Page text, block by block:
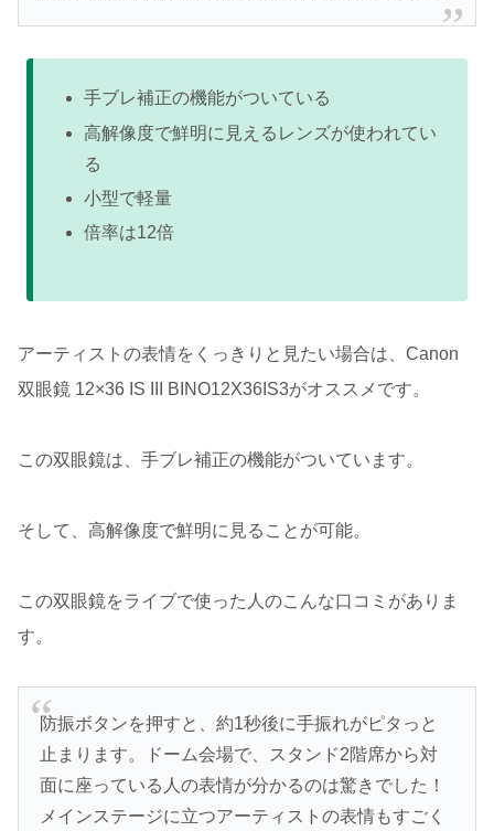
手ブレ補正の機能がついている
高解像度で鮮明に見えるレンズが使われてい
る
小型で軽量
倍率は12倍
アーティストの表情をくっきりと見たい場合は、Canon
双眼鏡 12×36 IS III BINO12X36IS3がオススメです。
この双眼鏡は、手ブレ補正の機能がついています。
そして、高解像度で鮮明に見ることが可能。
この双眼鏡をライブで使った人のこんな口コミがありま
す。
防振ボタンを押すと、約1秒後に手振れがピタっと
止まります。ドーム会場で、スタンド2階席から対
面に座っている人の表情が分かるのは驚きでした！
メインステージに立つアーティストの表情もすごく